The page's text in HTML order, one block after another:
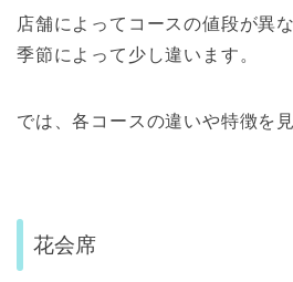
店舗によってコースの値段が異
季節によって少し違います。
では、各コースの違いや特徴を
花会席